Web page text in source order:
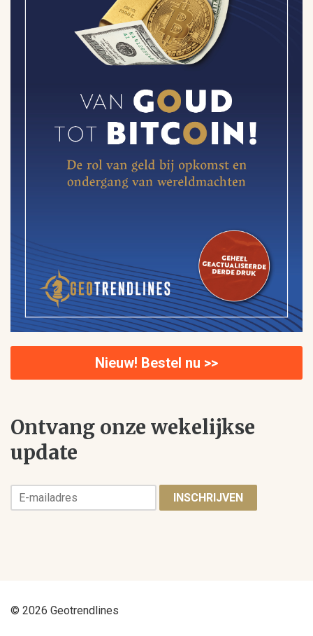
Nieuw! Bestel nu >>
Ontvang onze wekelijkse
update
INSCHRIJVEN
© 2026 Geotrendlines